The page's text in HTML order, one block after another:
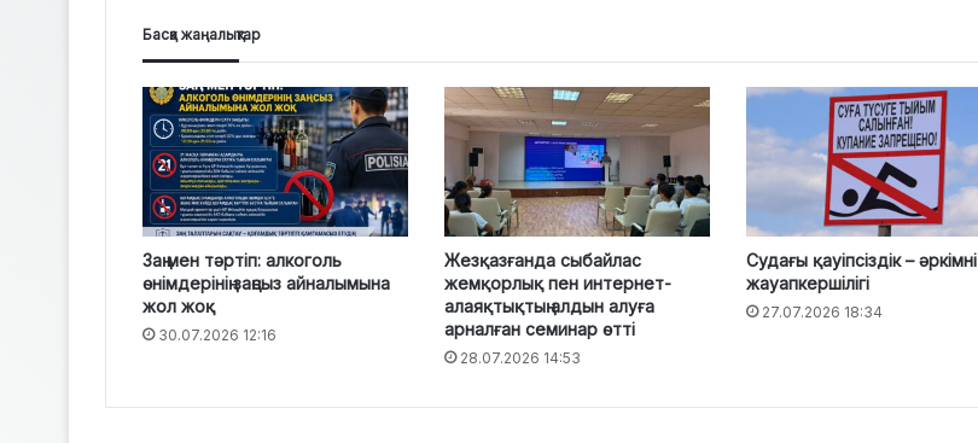
Басқа жаңалықтар
Заң мен тәртіп: алкоголь
өнімдерінің заңсыз айналымына
жол жоқ
30.07.2026 12:16
Жезқазғанда сыбайлас
жемқорлық пен интернет-
алаяқтықтың алдын алуға
арналған семинар өтті
28.07.2026 14:53
Судағы қауіпсіздік – әркімнің
жауапкершілігі
27.07.2026 18:34